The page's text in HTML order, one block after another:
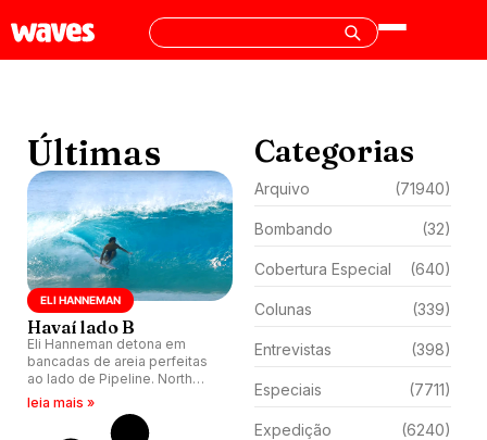
Últimas
ELI HANNEMAN
Havaí lado B
Eli Hanneman detona em
bancadas de areia perfeitas
ao lado de Pipeline. North
Shore revela ondas inusitadas
e divertidas fora do padrão
leia mais »
Categorias
Arquivo (71940)
Bombando (32)
Cobertura Especial (640)
Colunas (339)
Entrevistas (398)
Especiais (7711)
Expedição (6240)